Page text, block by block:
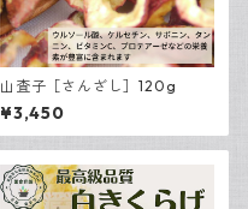
山査子［さんざし］120g
¥3,450